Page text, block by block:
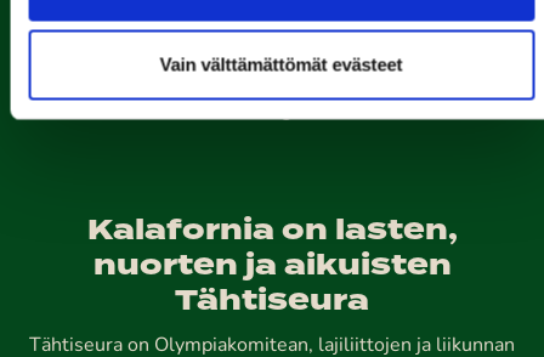
Vain välttämättömät evästeet
Lähetä WhatsApp-viesti
Kalafornia on lasten,
nuorten ja aikuisten
Tähtiseura
Tähtiseura on Olympiakomitean, lajiliittojen ja liikunnan